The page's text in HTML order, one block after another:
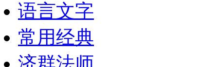
语言文字
常用经典